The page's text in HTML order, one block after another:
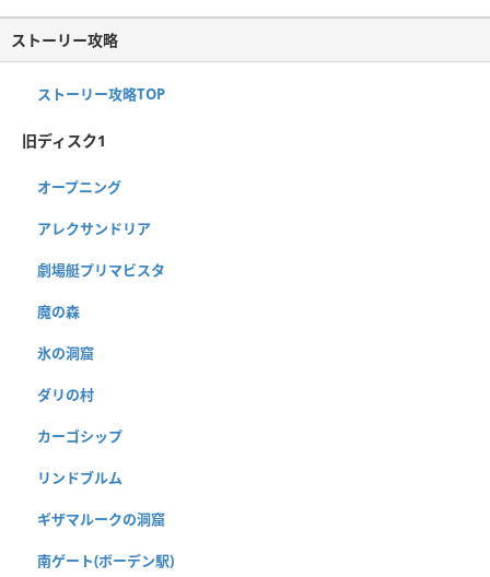
ストーリー攻略
ストーリー攻略TOP
旧ディスク1
オープニング
アレクサンドリア
劇場艇プリマビスタ
魔の森
氷の洞窟
ダリの村
カーゴシップ
リンドブルム
ギザマルークの洞窟
南ゲート(ボーデン駅)